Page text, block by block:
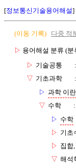
[정보통신기술용어해설]
(이동 기록) 다중 적
▷ 용어해설 분류 (분
▷ 기술공통
▽ 기초과학
▷ 과학 이
▽ 수학 :
▷ 수학
▷ 기초
▷ 집합
▽ 해석